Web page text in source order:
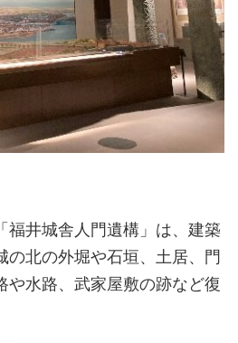
福井城舎人門遺構」は、建築
の北の外堀や石垣、土居、門
や水路、武家屋敷の跡など復